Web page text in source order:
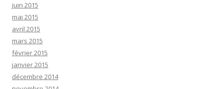
juin 2015
mai 2015
avril 2015
mars 2015
février 2015
janvier 2015
décembre 2014